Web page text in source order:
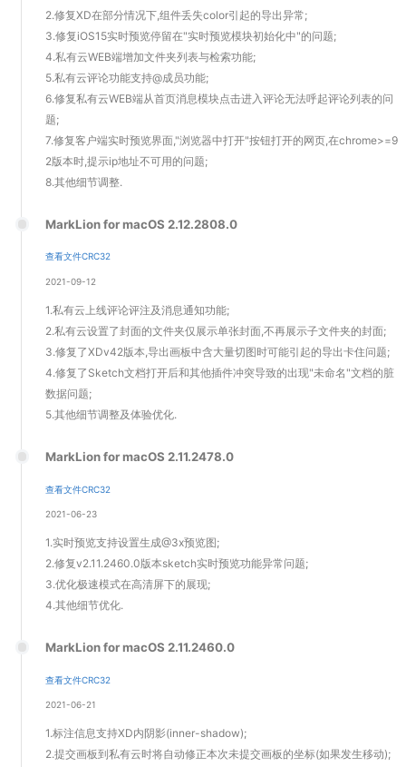
2.修复XD在部分情况下,组件丢失color引起的导出异常;
3.修复iOS15实时预览停留在"实时预览模块初始化中"的问题;
4.私有云WEB端增加文件夹列表与检索功能;
5.私有云评论功能支持@成员功能;
6.修复私有云WEB端从首页消息模块点击进入评论无法呼起评论列表的问
题;
7.修复客户端实时预览界面,"浏览器中打开"按钮打开的网页,在chrome>=9
2版本时,提示ip地址不可用的问题;
8.其他细节调整.
2021-09-12
查看文件CRC32
MarkLion for macOS 2.12.2808.0
1.私有云上线评论评注及消息通知功能;
2.私有云设置了封面的文件夹仅展示单张封面,不再展示子文件夹的封面;
3.修复了XDv42版本,导出画板中含大量切图时可能引起的导出卡住问题;
4.修复了Sketch文档打开后和其他插件冲突导致的出现"未命名"文档的脏
数据问题;
5.其他细节调整及体验优化.
2021-06-23
查看文件CRC32
MarkLion for macOS 2.11.2478.0
1.实时预览支持设置生成@3x预览图;
2.修复v2.11.2460.0版本sketch实时预览功能异常问题;
3.优化极速模式在高清屏下的展现;
4.其他细节优化.
2021-06-21
查看文件CRC32
MarkLion for macOS 2.11.2460.0
1.标注信息支持XD内阴影(inner-shadow);
2.提交画板到私有云时将自动修正本次未提交画板的坐标(如果发生移动);